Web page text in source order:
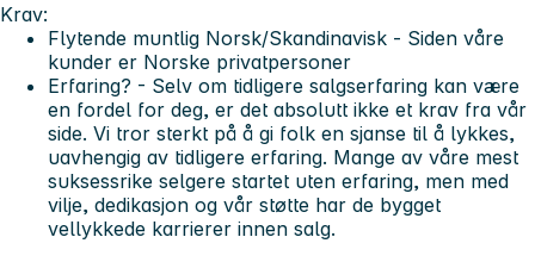
Krav:
Flytende muntlig Norsk/Skandinavisk - Siden våre
kunder er Norske privatpersoner
Erfaring? - Selv om tidligere salgserfaring kan være
en fordel for deg, er det absolutt ikke et krav fra vår
side. Vi tror sterkt på å gi folk en sjanse til å lykkes,
uavhengig av tidligere erfaring. Mange av våre mest
suksessrike selgere startet uten erfaring, men med
vilje, dedikasjon og vår støtte har de bygget
vellykkede karrierer innen salg.